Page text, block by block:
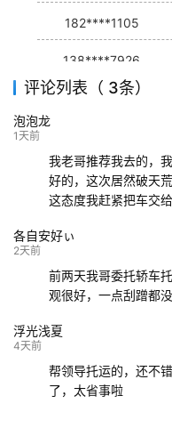
182****1105
138****7926
139****9233
评论列表（ 3条）
泡泡龙
1天前
我老哥推荐我去的，
好的，这次居然破天
这态度我赶紧把车交
各自安好ぃ
2天前
前两天我哥委托轿车
观很好，一点刮蹭都
浮光浅夏
4天前
帮领导托运的，还不
了，太省事啦